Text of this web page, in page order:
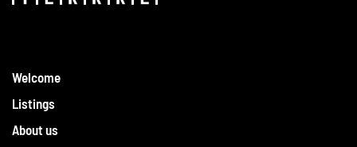
Welcome
Listings
About us